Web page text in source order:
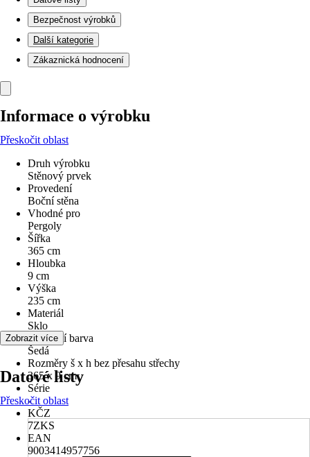
Bezpečnost výrobků
Další kategorie
Zákaznická hodnocení
Informace o výrobku
Přeskočit oblast
Druh výrobku
Stěnový prvek
Provedení
Boční stěna
Vhodné pro
Pergoly
Šířka
365 cm
Hloubka
9 cm
Výška
235 cm
Materiál
Sklo
Základní barva
Šedá
Rozměry š x h bez přesahu střechy
365 x 9 cm
Série
-
KČZ
7ZKS
EAN
9003414957756
Zobrazit více
Datové listy
Přeskočit oblast